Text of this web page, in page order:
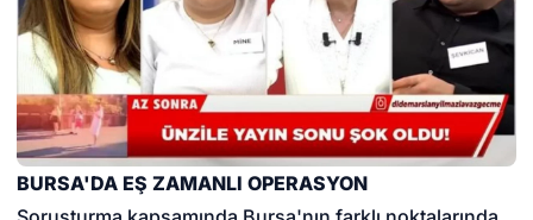
BURSA'DA EŞ ZAMANLI OPERASYON